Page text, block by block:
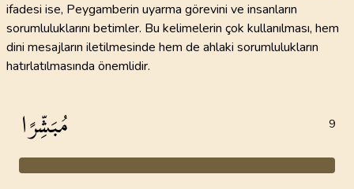
ifadesi ise, Peygamberin uyarma görevini ve insanların
sorumluluklarını betimler. Bu kelimelerin çok kullanılması, hem
dini mesajların iletilmesinde hem de ahlaki sorumlulukların
hatırlatılmasında önemlidir.
مُبَشِّرًا 9